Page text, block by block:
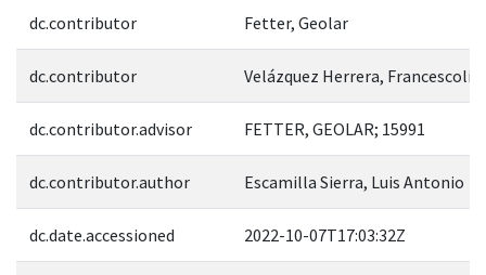
dc.contributor Fetter, Geolar
dc.contributor Velázquez Herrera, Francescoli
dc.contributor.advisor FETTER, GEOLAR; 15991
dc.contributor.author Escamilla Sierra, Luis Antonio
dc.date.accessioned 2022-10-07T17:03:32Z